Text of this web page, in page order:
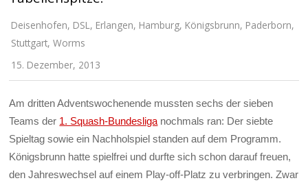
Deisenhofen, DSL , Erlangen, Hamburg, Königsbrunn, Paderborn,
Stuttgart,Worms
15. Dezember, 2013
Am dritten Adventswochenende mussten sechs der sieben
Teams der 1. Squash-Bundesliga nochmals ran: Der siebte
Spieltag sowie ein Nachholspiel standen auf dem Programm.
Königsbrunn hatte spielfrei und durfte sich schon darauf freuen,
den Jahreswechsel auf einem Play-off-Platz zu verbringen. Zwar